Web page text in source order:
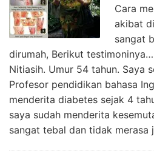
Cara
akibat
sangat
dirumah, Berikut
Nitiasih. Umur 54 tahun. Saya
Profesor pendidikan bahasa
menderita diabetes sejak 4
saya sudah menderita
sangat tebal dan tidak merasa